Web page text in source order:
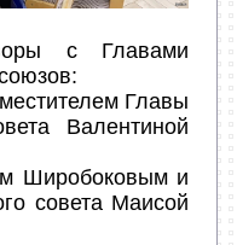
с Главами
Главы
Валентиной
Широбоковым и
совета Маисой